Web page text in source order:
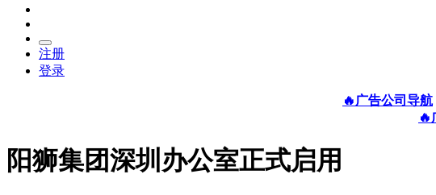
注册
登录
🔥广告公司导航
🔥
阳狮集团深圳办公室正式启用